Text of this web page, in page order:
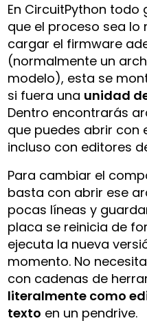
En CircuitPython
que el proceso sea lo
cargar el firmware
(normalmente un
modelo), esta se
si fuera una unidad
Dentro encontrarás
que puedes abrir con
incluso con editores
Para cambiar el
basta con abrir ese
pocas líneas y
placa se reinicia de
ejecuta la nueva
momento. No
con cadenas de
literalmente como
texto en un pendrive.